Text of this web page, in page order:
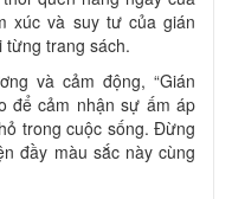
xúc và suy tư của gián
từng trang sách.
và cảm động, “Gián
để cảm nhận sự ấm áp
trong cuộc sống. Đừng
đầy màu sắc này cùng